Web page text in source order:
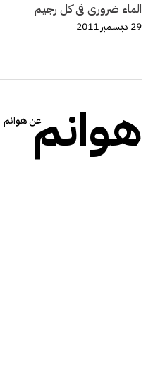
الماء ضرورى فى كل رجيم
29 ديسمبر 2011
هوانمعن هوانم